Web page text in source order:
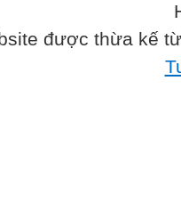
được thừa kế